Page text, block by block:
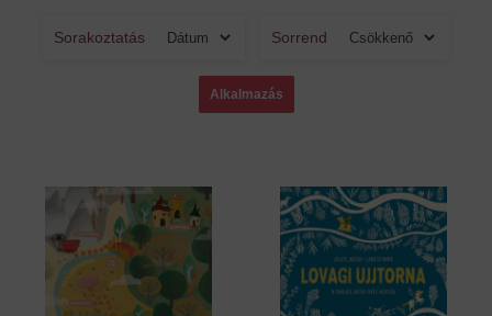
Sorakoztatás Sorrend